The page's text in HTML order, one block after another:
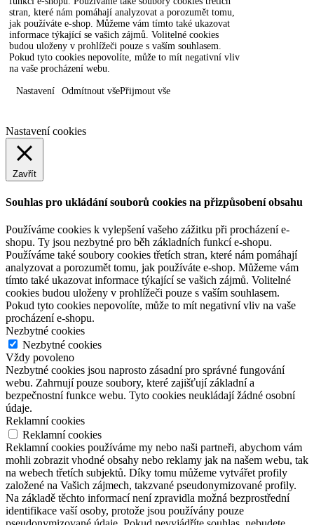
stran, které nám pomáhají analyzovat a porozumět tomu,
jak používáte e-shop. Můžeme vám tímto také ukazovat
informace týkající se vašich zájmů. Volitelné cookies
budou uloženy v prohlížeči pouze s vaším souhlasem.
Pokud tyto cookies nepovolíte, může to mít negativní vliv
na vaše procházení webu.
Nastavení Odmítnout všePřijmout vše
Nastavení cookies
Zavřít
Souhlas pro ukládání souborů cookies na přizpůsobení obsahu
Používáme cookies k vylepšení vašeho zážitku při procházení e-
shopu. Ty jsou nezbytné pro běh základních funkcí e-shopu.
Používáme také soubory cookies třetích stran, které nám pomáhají
analyzovat a porozumět tomu, jak používáte e-shop. Můžeme vám
tímto také ukazovat informace týkající se vašich zájmů. Volitelné
cookies budou uloženy v prohlížeči pouze s vaším souhlasem.
Pokud tyto cookies nepovolíte, může to mít negativní vliv na vaše
procházení e-shopu.
Nezbytné cookies
Nezbytné cookies
Vždy povoleno
Nezbytné cookies jsou naprosto zásadní pro správné fungování
webu. Zahrnují pouze soubory, které zajišťují základní a
bezpečnostní funkce webu. Tyto cookies neukládají žádné osobní
údaje.
Reklamní cookies
Reklamní cookies
Reklamní cookies používáme my nebo naši partneři, abychom vám
mohli zobrazit vhodné obsahy nebo reklamy jak na našem webu, tak
na webech třetích subjektů. Díky tomu můžeme vytvářet profily
založené na Vašich zájmech, takzvané pseudonymizované profily.
Na základě těchto informací není zpravidla možná bezprostřední
identifikace vaší osoby, protože jsou používány pouze